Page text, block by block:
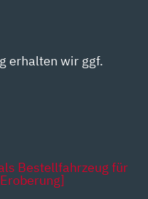
erhalten wir ggf.
Bestellfahrzeug für